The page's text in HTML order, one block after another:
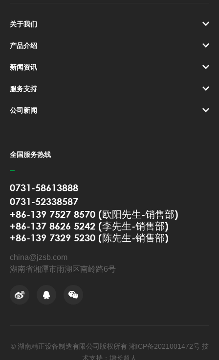
全国服务热线
0731-58613888
0731-52338587
+86-139 7527 8570 (欧阳先生-销售部)
+86-137 8626 5242 (李先生-销售部)
+86-139 7329 5230 (陈先生-销售部)
china@jzsb.com
湖南省湘潭市雨湖区南岭路6号
关于我们
产品介绍
新闻资讯
服务支持
公司新闻
© 湖南精正设备制造有限公司版权所有 湘ICP备2021001472号 技
术支持：增长超人